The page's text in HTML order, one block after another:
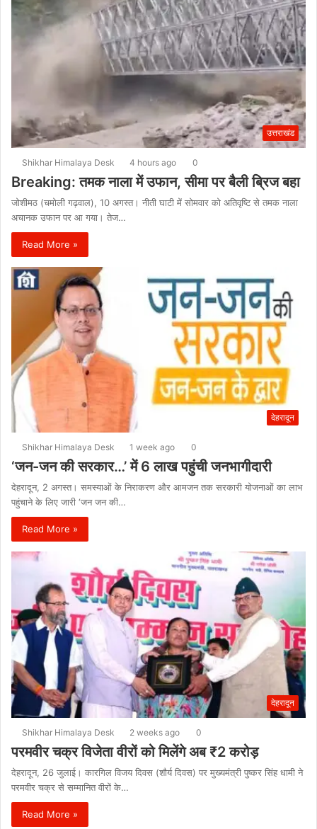
उत्तराखंड
Shikhar Himalaya Desk 4 hours ago 0
Breaking: तमक नाला में उफान, सीमा पर बैली ब्रिज बहा
जोशीमठ (चमोली गढ़वाल), 10 अगस्त। नीती घाटी में सोमवार को अतिवृष्टि से तमक नाला
अचानक उफान पर आ गया। तेज…
Read More »
देहरादून
Shikhar Himalaya Desk 1 week ago 0
‘जन-जन की सरकार…’ में 6 लाख पहुंची जनभागीदारी
देहरादून, 2 अगस्त। समस्याओं के निराकरण और आमजन तक सरकारी योजनाओं का लाभ
पहुंचाने के लिए जारी ‘जन जन की…
Read More »
देहरादून
Shikhar Himalaya Desk 2 weeks ago 0
परमवीर चक्र विजेता वीरों को मिलेंगे अब ₹2 करोड़
देहरादून, 26 जुलाई। कारगिल विजय दिवस (शौर्य दिवस) पर मुख्यमंत्री पुष्कर सिंह धामी ने
परमवीर चक्र से सम्मानित वीरों के…
Read More »